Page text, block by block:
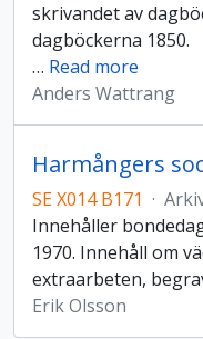
skrivandet av
dagböckerna 1850.
… Read more
Anders Wattrang
SE X014 B171 ·
Innehåller
1970. Innehåll om
extraarbeten,
Erik Olsson